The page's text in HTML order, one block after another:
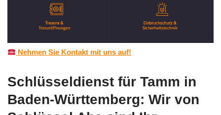
Nehmen Sie Kontakt mit uns auf!
Schlüsseldienst für Tamm in
Baden-Württemberg: Wir von